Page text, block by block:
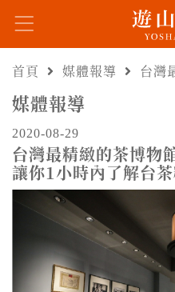
首頁 媒體報導 台灣最精
媒體報導
2020-08-29
台灣最精緻的茶博物
讓你1小時內了解台